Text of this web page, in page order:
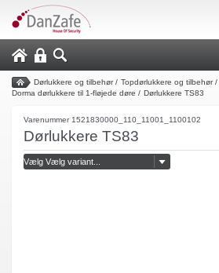
Dørlukkere og tilbehør/ Topdørlukkere og tilbehør/
Dorma dørlukkere til 1-fløjede døre / Dørlukkere TS83
Varenummer 1521830000_110_11001_1100102
Dørlukkere TS83